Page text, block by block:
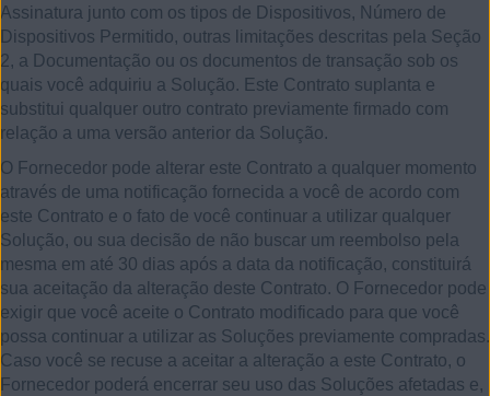
Assinatura junto com os tipos de Dispositivos, Número de
Dispositivos Permitido, outras limitações descritas pela Seção
2, a Documentação ou os documentos de transação sob os
quais você adquiriu a Solução. Este Contrato suplanta e
substitui qualquer outro contrato previamente firmado com
relação a uma versão anterior da Solução.
O Fornecedor pode alterar este Contrato a qualquer momento
através de uma notificação fornecida a você de acordo com
este Contrato e o fato de você continuar a utilizar qualquer
Solução, ou sua decisão de não buscar um reembolso pela
mesma em até 30 dias após a data da notificação, constituirá
sua aceitação da alteração deste Contrato. O Fornecedor pode
exigir que você aceite o Contrato modificado para que você
possa continuar a utilizar as Soluções previamente compradas.
Caso você se recuse a aceitar a alteração a este Contrato, o
Fornecedor poderá encerrar seu uso das Soluções afetadas e,